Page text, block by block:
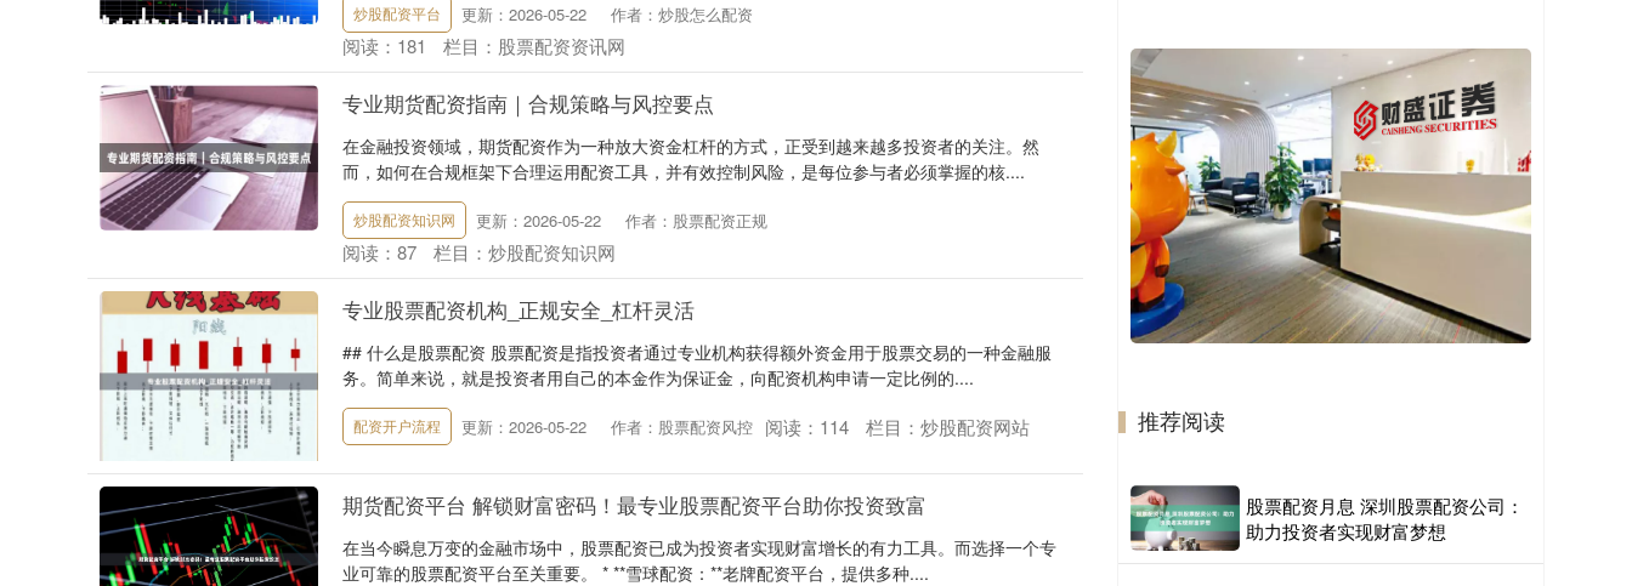
炒股配资平台 更新：2026-05-22 作者：炒股怎么配资
阅读： 181 栏目： 股票配资资讯网
专业期货配资指南｜合规策略与风控要点
在金融投资领域，期货配资作为一种放大资金杠杆的方式，正受到越来越多投资者的关注。然
而，如何在合规框架下合理运用配资工具，并有效控制风险，是每位参与者必须掌握的核....
炒股配资知识网 更新：2026-05-22 作者：股票配资正规
阅读： 87 栏目： 炒股配资知识网
专业股票配资机构_正规安全_杠杆灵活
## 什么是股票配资 股票配资是指投资者通过专业机构获得额外资金用于股票交易的一种金融服
务。简单来说，就是投资者用自己的本金作为保证金，向配资机构申请一定比例的....
配资开户流程 更新：2026-05-22 作者：股票配资风控 阅读： 114 栏目： 炒股配资网站
期货配资平台 解锁财富密码！最专业股票配资平台助你投资致富
在当今瞬息万变的金融市场中，股票配资已成为投资者实现财富增长的有力工具。而选择一个专
业可靠的股票配资平台至关重要。 * **雪球配资：**老牌配资平台，提供多种....
推荐阅读
股票配资月息 深圳股票配资公司：
助力投资者实现财富梦想